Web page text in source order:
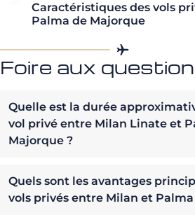
Caractéristiques des vols
Palma de Majorque
Foire aux
Quelle est la durée
vol privé entre Milan Linate et
Majorque ?
Quels sont les avantages
vols privés entre Milan et Palma